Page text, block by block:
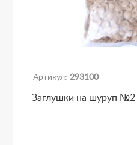
Артикул: 293100
Заглушки на шуруп